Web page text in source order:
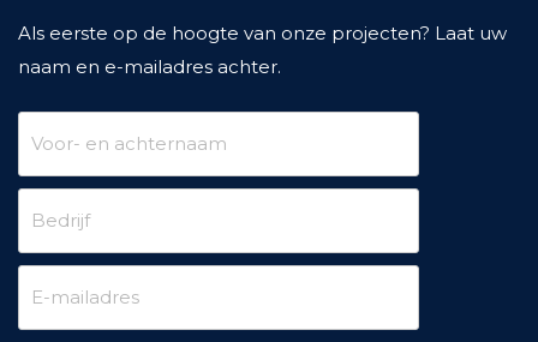
Als eerste op de hoogte van onze projecten? Laat uw
naam en e-mailadres achter.